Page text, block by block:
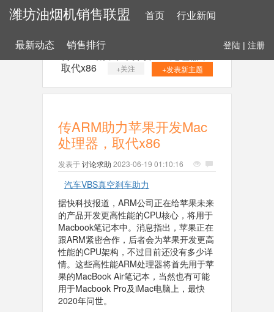
潍坊油烟机销售联盟 首页 行业新闻
最新动态 销售排行 登陆 | 注册
取代x86
+关注 +发表新主题
传ARM助力苹果开发Mac
处理器，取代x86
发表于讨论求助 2023-06-19 01:10:16
汽车VBS真空刹车助力
据快科技报道，ARM公司正在给苹果未来
的产品开发更高性能的CPU核心，将用于
Macbook笔记本中。消息指出，苹果正在
跟ARM紧密合作，后者会为苹果开发更高
性能的CPU架构，不过目前还没有多少详
情。这些高性能ARM处理器将首先用于苹
果的MacBook Air笔记本，当然也有可能
用于Macbook Pro及iMac电脑上，最快
2020年问世。